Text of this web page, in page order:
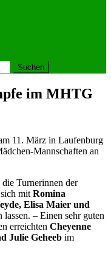
im MHTG
11. März in Laufenburg
Mannschaften an
die Turnerinnen der
mit Romina
Elisa Maier und
lassen. – Einen sehr guten
erreichten Cheyenne
Julie Geheeb im